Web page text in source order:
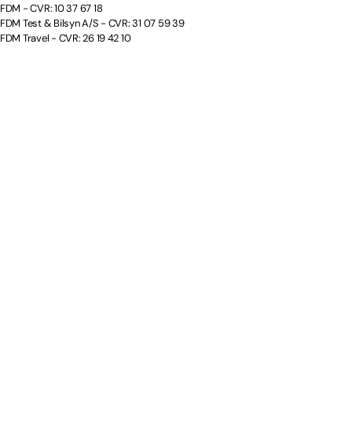
FDM - CVR: 10 37 67 18
FDM Test & Bilsyn A/S - CVR: 31 07 59 39
FDM Travel - CVR: 26 19 42 10